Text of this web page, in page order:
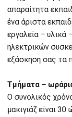
απαραίτητα
ένα άριστα
εργαλεία – υλικά
ηλεκτρικών
εξάσκηση σας τα
Τμήματα –
Ο συνολικός
μακιγιάζ είναι